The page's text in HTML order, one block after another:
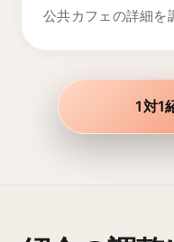
公共カフェの詳細を
1対1